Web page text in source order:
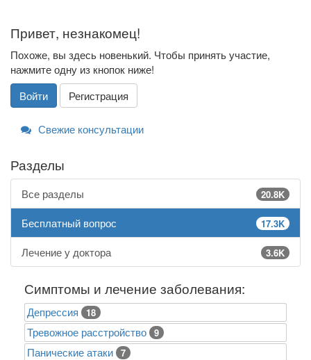
Привет, незнакомец!
Похоже, вы здесь новенький. Чтобы принять участие,
нажмите одну из кнопок ниже!
Войти
Регистрация
Свежие консультации
Разделы
Все разделы 20.8K
Бесплатный вопрос 17.3K
Лечение у доктора 3.6K
Симптомы и лечение заболевания:
Депрессия 18
Тревожное расстройство 9
Панические атаки 7